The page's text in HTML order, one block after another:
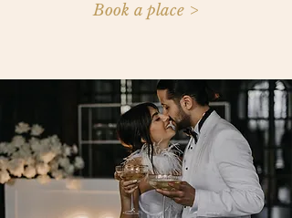
Book a place >